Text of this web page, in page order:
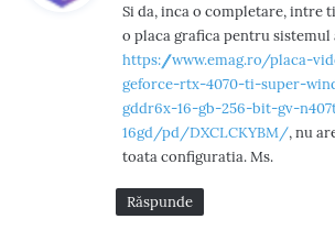
n
e
:
Si da, inca o completare, intre
o placa grafica pentru sistemul
https://www.emag.ro/placa-
geforce-rtx-4070-ti-super-
gddr6x-16-gb-256-bit-gv-
16gd/pd/DXCLCKYBM/, nu
toata configuratia. Ms.
Răspunde